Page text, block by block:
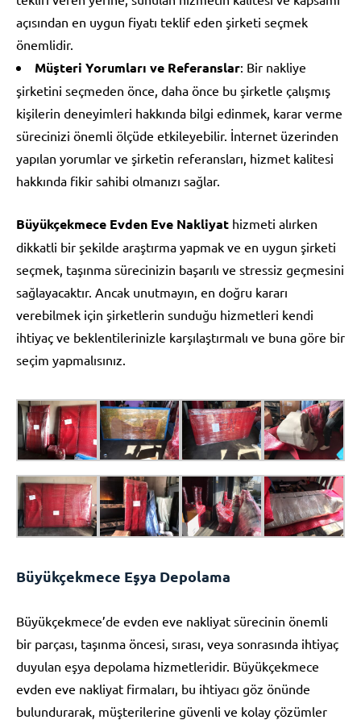
açısından en uygun fiyatı teklif eden şirketi seçmek
önemlidir.
Müşteri Yorumları ve Referanslar: Bir nakliye
şirketini seçmeden önce, daha önce bu şirketle çalışmış
kişilerin deneyimleri hakkında bilgi edinmek, karar verme
sürecinizi önemli ölçüde etkileyebilir. İnternet üzerinden
yapılan yorumlar ve şirketin referansları, hizmet kalitesi
hakkında fikir sahibi olmanızı sağlar.
Büyükçekmece Evden Eve Nakliyat hizmeti alırken
dikkatli bir şekilde araştırma yapmak ve en uygun şirketi
seçmek, taşınma sürecinizin başarılı ve stressiz geçmesini
sağlayacaktır. Ancak unutmayın, en doğru kararı
verebilmek için şirketlerin sunduğu hizmetleri kendi
ihtiyaç ve beklentilerinizle karşılaştırmalı ve buna göre bir
seçim yapmalısınız.
Büyükçekmece Eşya Depolama
Büyükçekmece’de evden eve nakliyat sürecinin önemli
bir parçası, taşınma öncesi, sırası, veya sonrasında ihtiyaç
duyulan eşya depolama hizmetleridir. Büyükçekmece
evden eve nakliyat firmaları, bu ihtiyacı göz önünde
bulundurarak, müşterilerine güvenli ve kolay çözümler